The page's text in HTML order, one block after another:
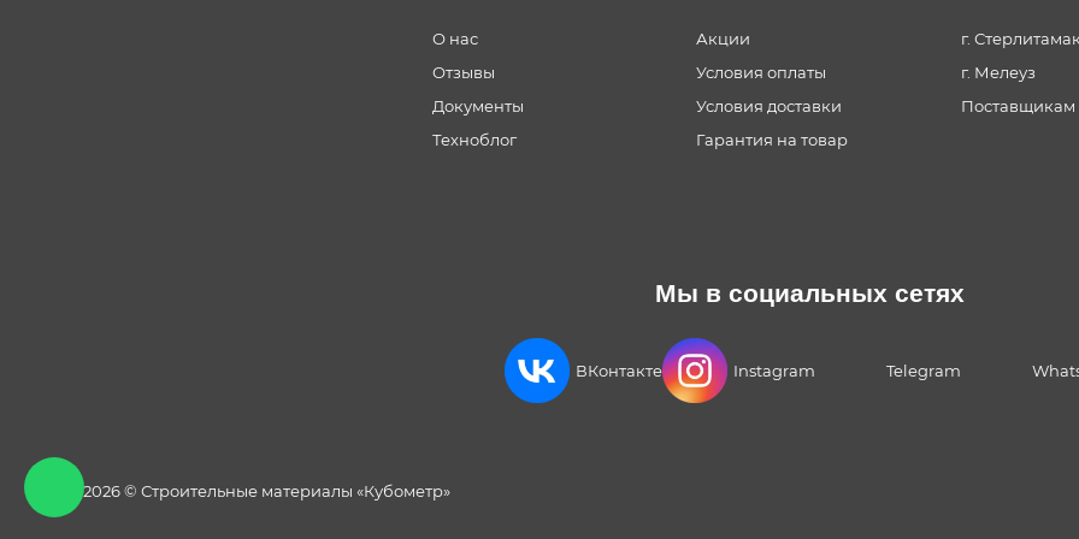
О нас
Отзывы
Документы
Техноблог
Акции
Условия оплаты
Условия доставки
Гарантия на товар
г. Стерлитамак
г. Мелеуз
Поставщикам
Мы в социальных сетях
ВКонтакте Instagram Telegram
2013 - 2026 © Строительные материалы «Кубометр»